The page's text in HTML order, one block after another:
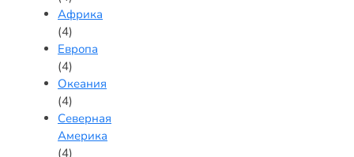
Африка
(4)
Европа
(4)
Океания
(4)
Северная
Америка
(4)